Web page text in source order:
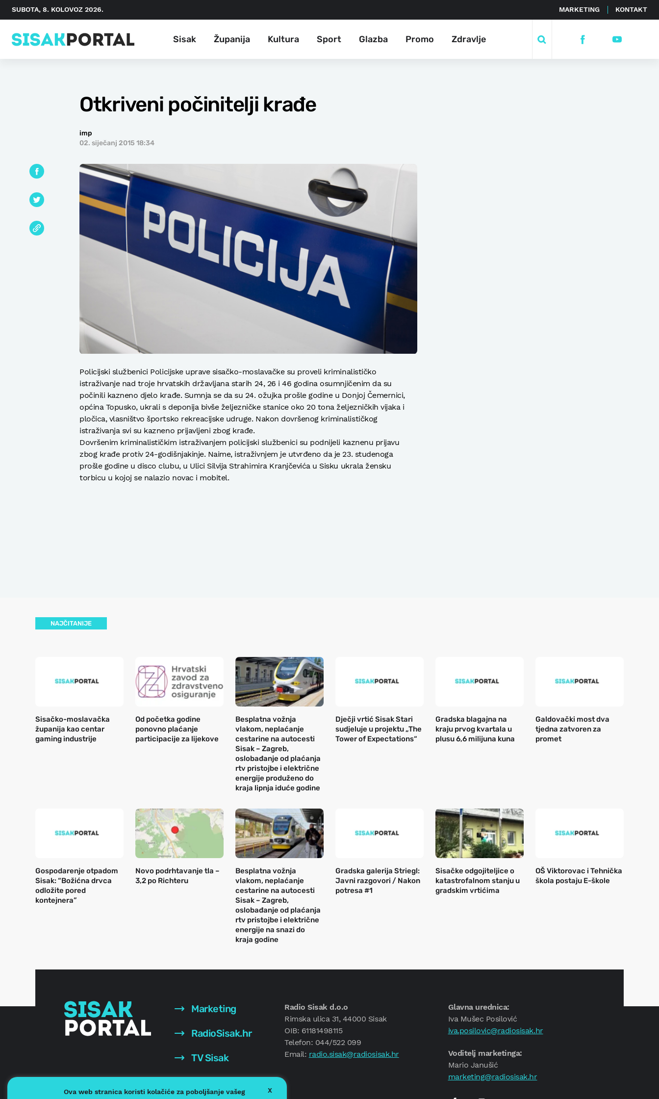
SUBOTA, 8. KOLOVOZ 2026. MARKETING KONTAKT
Sisak Županija Kultura Sport Glazba Promo Zdravlje
Otkriveni počinitelji krađe
imp
02. siječanj 2015 18:34
Policijski službenici Policijske uprave sisačko-moslavačke su proveli kriminalističko
istraživanje nad troje hrvatskih državljana starih 24, 26 i 46 godina osumnjičenim da su
počinili kazneno djelo krađe. Sumnja se da su 24. ožujka prošle godine u Donjoj Čemernici,
općina Topusko, ukrali s deponija bivše željezničke stanice oko 20 tona željezničkih vijaka i
pločica, vlasništvo športsko rekreacijske udruge. Nakon dovršenog kriminalističkog
istraživanja svi su kazneno prijavljeni zbog krađe.
Dovršenim kriminalističkim istraživanjem policijski službenici su podnijeli kaznenu prijavu
zbog krađe protiv 24-godišnjakinje. Naime, istraživnjem je utvrđeno da je 23. studenoga
prošle godine u disco clubu, u Ulici Silvija Strahimira Kranjčevića u Sisku ukrala žensku
torbicu u kojoj se nalazio novac i mobitel.
NAJČITANIJE
Sisačko-moslavačka
županija kao centar
gaming industrije
Od početka godine
ponovno plaćanje
participacije za lijekove
Besplatna vožnja
vlakom, neplaćanje
cestarine na autocesti
Sisak – Zagreb,
oslobađanje od plaćanja
rtv pristojbe i električne
energije produženo do
kraja lipnja iduće godine
Dječji vrtić Sisak Stari
sudjeluje u projektu „The
Tower of Expectations“
Gradska blagajna na
kraju prvog kvartala u
plusu 6,6 milijuna kuna
Galdovački most dva
tjedna zatvoren za
promet
Gospodarenje otpadom
Sisak: “Božićna drvca
odložite pored
kontejnera”
Novo podrhtavanje tla –
3,2 po Richteru
Besplatna vožnja
vlakom, neplaćanje
cestarine na autocesti
Sisak – Zagreb,
oslobađanje od plaćanja
rtv pristojbe i električne
energije na snazi do
kraja godine
Gradska galerija Striegl:
Javni razgovori / Nakon
potresa #1
Sisačke odgojiteljice o
katastrofalnom stanju u
gradskim vrtićima
OŠ Viktorovac i Tehnička
škola postaju E-škole
Marketing
RadioSisak.hr
TV Sisak
Radio Sisak d.o.o
Rimska ulica 31, 44000 Sisak
OIB: 61181498115
Telefon: 044/522 099
Email: radio.sisak@radiosisak.hr
Glavna urednica:
Iva Mušec Posilović
iva.posilovic@radiosisak.hr
Voditelj marketinga:
Mario Janušić
marketing@radiosisak.hr
Ova web stranica koristi kolačiće za poboljšanje vašeg
X